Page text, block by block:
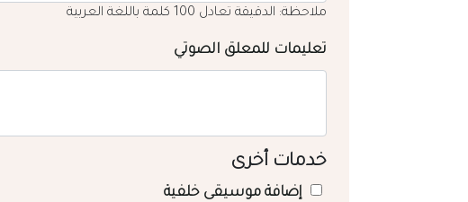
ملاحظة: الدقيقة تعادل 100 كلمة باللغة العربية
تعليمات للمعلق الصوتي
خدمات أخرى
إضافة موسيقى خلفية